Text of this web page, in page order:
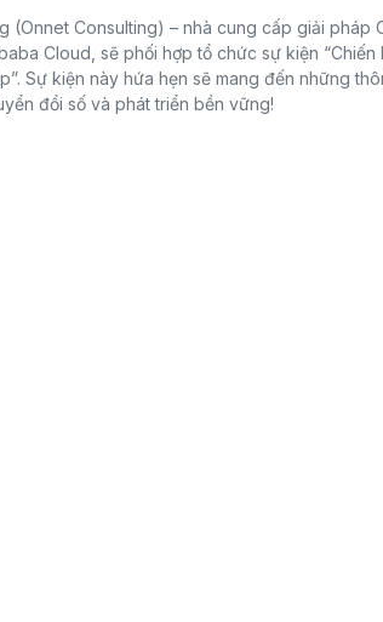
(Onnet Consulting) – nhà cung cấp giải pháp
Cloud, sẽ phối hợp tổ chức sự kiện
Sự kiện này hứa hẹn sẽ mang đến những
đổi số và phát triển bền vững!